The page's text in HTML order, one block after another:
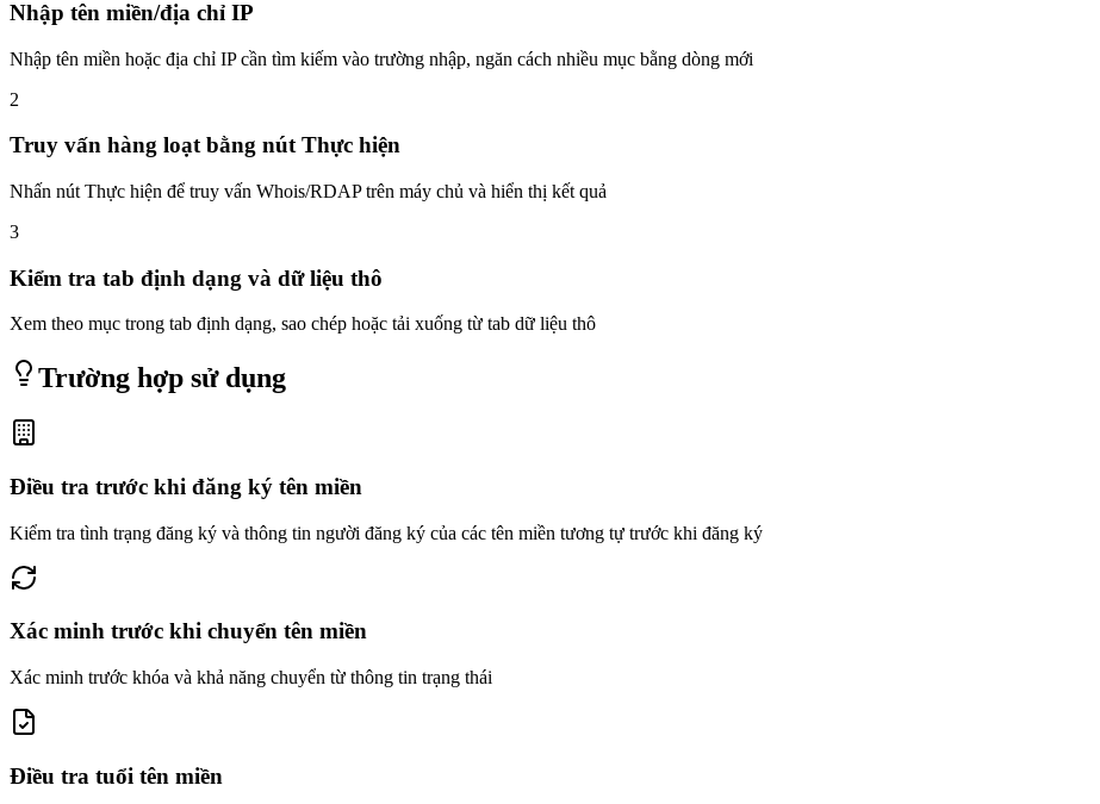
Nhập tên miền/địa chỉ IP
Nhập tên miền hoặc địa chỉ IP cần tìm kiếm vào trường nhập, ngăn cách nhiều mục bằng dòng mới
2
Truy vấn hàng loạt bằng nút Thực hiện
Nhấn nút Thực hiện để truy vấn Whois/RDAP trên máy chủ và hiển thị kết quả
3
Kiểm tra tab định dạng và dữ liệu thô
Xem theo mục trong tab định dạng, sao chép hoặc tải xuống từ tab dữ liệu thô
Trường hợp sử dụng
Điều tra trước khi đăng ký tên miền
Kiểm tra tình trạng đăng ký và thông tin người đăng ký của các tên miền tương tự trước khi đăng ký
Xác minh trước khi chuyển tên miền
Xác minh trước khóa và khả năng chuyển từ thông tin trạng thái
Điều tra tuổi tên miền